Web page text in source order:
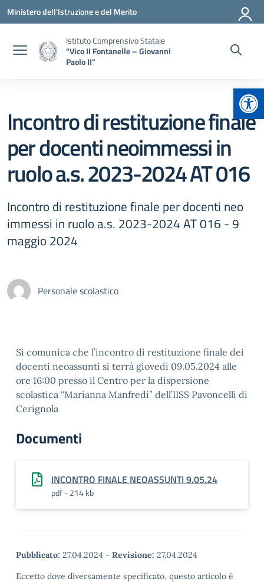
Vai ai contenuti
Vai al menu di navigazione
Vai al footer
Ministero dell'Istruzione e del Merito
Istituto Comprensivo Statale
"Vico II Fontanelle – Giovanni
Paolo II"
Incontro di restituzione finale
per docenti neoimmessi in
ruolo a.s. 2023-2024 AT 016
Incontro di restituzione finale per docenti neo
immessi in ruolo a.s. 2023-2024 AT 016 - 9
maggio 2024
Personale scolastico
Si comunica che l’incontro di restituzione finale dei
docenti neoassunti si terrà giovedì 09.05.2024 alle
ore 16:00 presso il Centro per la dispersione
scolastica “Marianna Manfredi” dell’IISS Pavoncelli di
Cerignola
Documenti
INCONTRO FINALE NEOASSUNTI 9.05.24
pdf - 214 kb
Pubblicato: 27.04.2024 - Revisione: 27.04.2024
Eccetto dove diversamente specificato, questo articolo è